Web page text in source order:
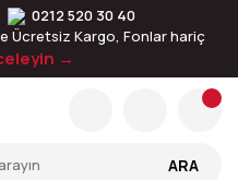
0212 520 30 40
Ücretsiz Kargo, Fonlar hariç
→
ARA